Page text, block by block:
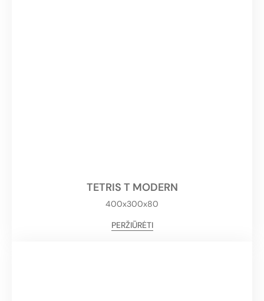
TETRIS T MODERN
400x300x80
PERŽIŪRĖTI